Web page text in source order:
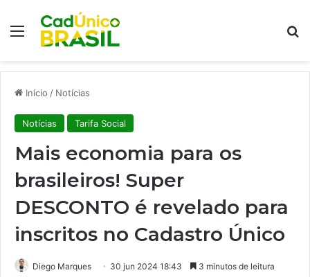
Menu
Início / Notícias
Notícias Tarifa Social
Mais economia para os
brasileiros! Super
DESCONTO é revelado para
inscritos no Cadastro Único
Diego Marques 30 jun 2024 18:43 3 minutos de leitura